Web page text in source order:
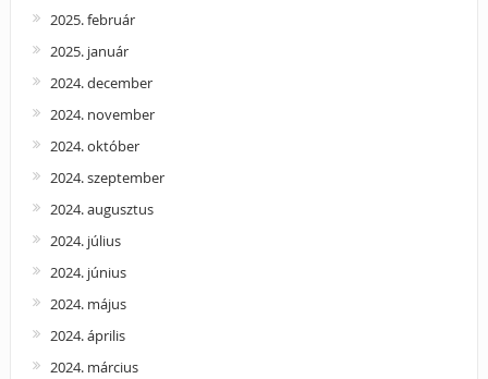
2025. február
2025. január
2024. december
2024. november
2024. október
2024. szeptember
2024. augusztus
2024. július
2024. június
2024. május
2024. április
2024. március